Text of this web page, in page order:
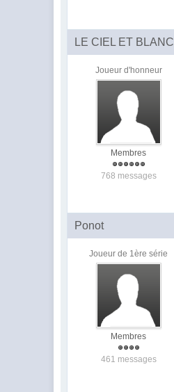
LE CIEL ET BLANC
Joueur d'honneur
Membres
768 messages
Ponot
Joueur de 1ère série
Membres
461 messages